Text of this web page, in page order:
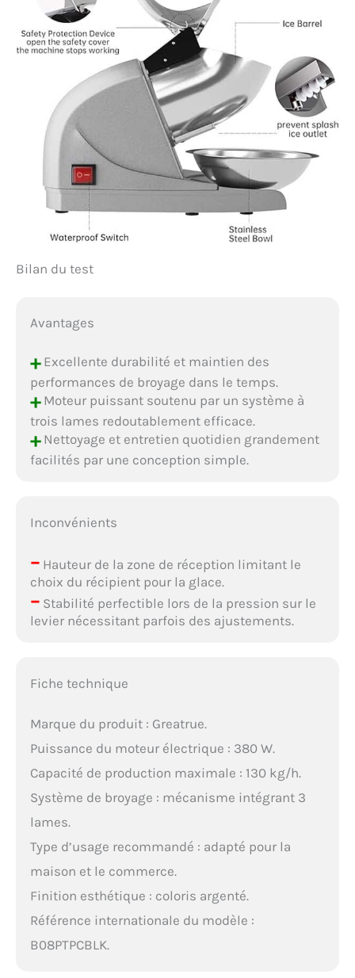
Bilan du test
Avantages
+Excellente durabilité et maintien des
performances de broyage dans le temps.
+Moteur puissant soutenu par un système à
trois lames redoutablement efficace.
+Nettoyage et entretien quotidien grandement
facilités par une conception simple.
Inconvénients
–Hauteur de la zone de réception limitant le
choix du récipient pour la glace.
–Stabilité perfectible lors de la pression sur le
levier nécessitant parfois des ajustements.
Fiche technique
Marque du produit : Greatrue.
Puissance du moteur électrique : 380 W.
Capacité de production maximale : 130 kg/h.
Système de broyage : mécanisme intégrant 3
lames.
Type d’usage recommandé : adapté pour la
maison et le commerce.
Finition esthétique : coloris argenté.
Référence internationale du modèle :
B08PTPCBLK.